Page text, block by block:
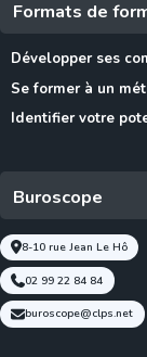
Formats de
Développer ses
Se former à un
Identifier votre
Buroscope
8-10 rue Jean Le Hô
02 99 22 84 84
buroscope@clps.net